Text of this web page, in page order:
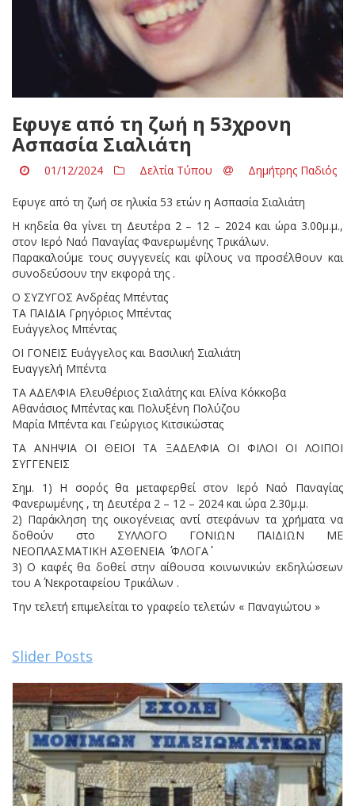
Eφυγε από τη ζωή η 53χρονη
Ασπασία Σιαλιάτη
01/12/2024 Δελτία Τύπου Δημήτρης Παδιός
Eφυγε από τη ζωή σε ηλικία 53 ετών η Ασπασία Σιαλιάτη
Η κηδεία θα γίνει τη Δευτέρα 2 – 12 – 2024 και ώρα 3.00μ.μ.,
στον Ιερό Ναό Παναγίας Φανερωμένης Τρικάλων.
Παρακαλούμε τους συγγενείς και φίλους να προσέλθουν και
συνοδεύσουν την εκφορά της .
Ο ΣΥΖΥΓΟΣ Ανδρέας Μπέντας
ΤΑ ΠΑΙΔΙΑ Γρηγόριος Μπέντας
Ευάγγελος Μπέντας
ΟΙ ΓΟΝΕΙΣ Ευάγγελος και Βασιλική Σιαλιάτη
Ευαγγελή Μπέντα
ΤΑ ΑΔΕΛΦΙΑ Ελευθέριος Σιαλάτης και Ελίνα Κόκκοβα
Αθανάσιος Μπέντας και Πολυξένη Πολύζου
Μαρία Μπέντα και Γεώργιος Κιτσικώστας
ΤΑ ΑΝΗΨΙΑ ΟΙ ΘΕΙΟΙ ΤΑ ΞΑΔΕΛΦΙΑ ΟΙ ΦΙΛΟΙ ΟΙ ΛΟΙΠΟΙ
ΣΥΓΓΕΝΕΙΣ
Σημ. 1) Η σορός θα μεταφερθεί στον Ιερό Ναό Παναγίας
Φανερωμένης , τη Δευτέρα 2 – 12 – 2024 και ώρα 2.30μ.μ.
2) Παράκληση της οικογένειας αντί στεφάνων τα χρήματα να
δοθούν στο ΣΥΛΛΟΓΟ ΓΟΝΙΩΝ ΠΑΙΔΙΩΝ ΜΕ
ΝΕΟΠΛΑΣΜΑΤΙΚΗ ΑΣΘΕΝΕΙΑ ΄΄ ΦΛΟΓΑ΄΄
3) Ο καφές θα δοθεί στην αίθουσα κοινωνικών εκδηλώσεων
του Α΄ Νεκροταφείου Τρικάλων .
Την τελετή επιμελείται το γραφείο τελετών « Παναγιώτου »
Slider Posts